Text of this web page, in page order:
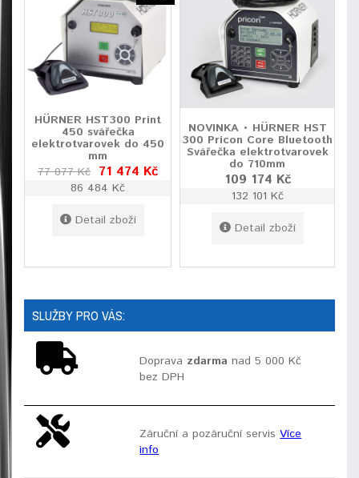
HÜRNER HST300 Print
450 svářečka
elektrotvarovek do 450
mm
77 077 Kč 71 474 Kč
86 484 Kč
Detail zboží
NOVINKA • HÜRNER HST
300 Pricon Core Bluetooth
Svářečka elektrotvarovek
do 710mm
109 174 Kč
132 101 Kč
Detail zboží
SLUŽBY PRO VÁS:
Doprava zdarma nad 5 000 Kč
bez DPH
Záruční a pozáruční servisVíce
info